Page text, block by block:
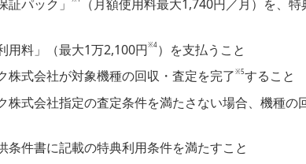
パック」
（月額使用料最大1,740円／月）を、
用料」（最大1万2,100円※4）を支払うこと
株式会社が対象機種の回収・査定を完了※5すること
株式会社指定の査定条件を満たさない場合、機種の
条件書に記載の特典利用条件を満たすこと